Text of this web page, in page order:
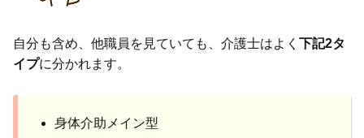
自分も含め、他職員を見ていても、介護士はよく 下記2タ
イプに分かれます。
身体介助メイン型